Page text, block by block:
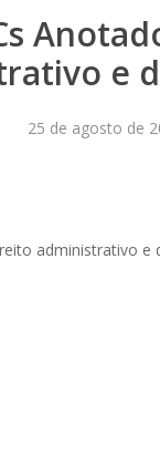
e
25 de agosto de
administrativo e